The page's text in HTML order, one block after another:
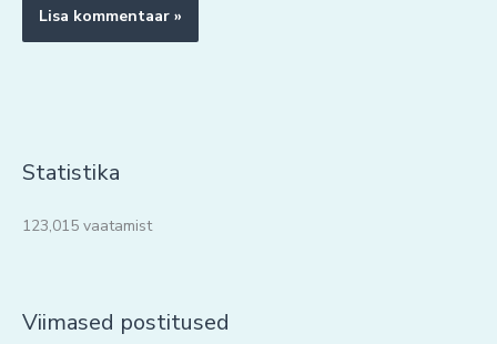
Statistika
123,015 vaatamist
Viimased postitused